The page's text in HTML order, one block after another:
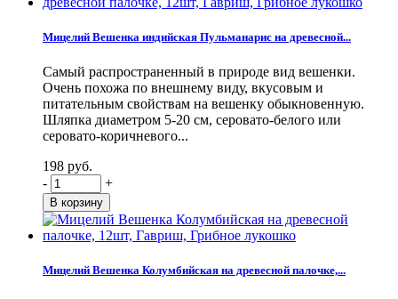
Мицелий Вешенка индийская Пульманарис на древесной...
Самый распространенный в природе вид вешенки.
Очень похожа по внешнему виду, вкусовым и
питательным свойствам на вешенку обыкновенную.
Шляпка диаметром 5-20 см, серовато-белого или
серовато-коричневого...
198 руб.
-
+
Мицелий Вешенка Колумбийская на древесной палочке,...